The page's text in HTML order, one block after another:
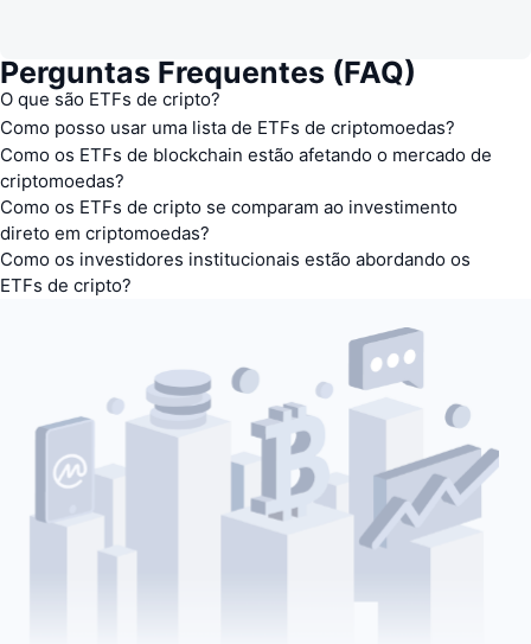
Perguntas Frequentes (FAQ)
O que são ETFs de cripto?
Como posso usar uma lista de ETFs de criptomoedas?
Como os ETFs de blockchain estão afetando o mercado de
criptomoedas?
Como os ETFs de cripto se comparam ao investimento
direto em criptomoedas?
Como os investidores institucionais estão abordando os
ETFs de cripto?